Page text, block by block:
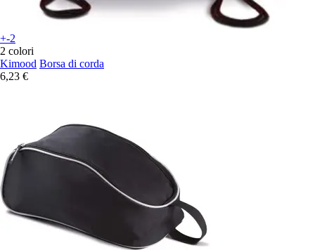
+-2
2 colori
Kimood Borsa di corda
6,23 €